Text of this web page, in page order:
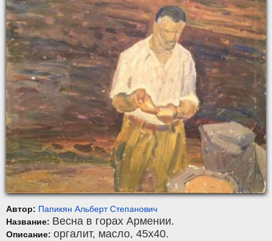
Автор: Папикян Альберт Степанович
Название: Весна в горах Армении.
Описание: оргалит, масло, 45x40.